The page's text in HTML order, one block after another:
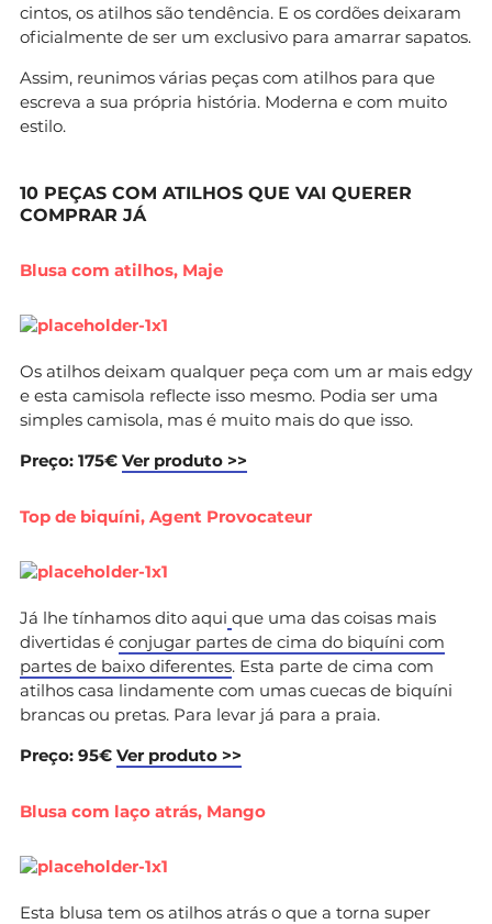
cintos, os atilhos são tendência. E os cordões deixaram
oficialmente de ser um exclusivo para amarrar sapatos.
Assim, reunimos várias peças com atilhos para que
escreva a sua própria história. Moderna e com muito
estilo.
10 PEÇAS COM ATILHOS QUE VAI QUERER
COMPRAR JÁ
Blusa com atilhos, Maje
Os atilhos deixam qualquer peça com um ar mais edgy
e esta camisola reflecte isso mesmo. Podia ser uma
simples camisola, mas é muito mais do que isso.
Preço: 175€ Ver produto >>
Top de biquíni, Agent Provocateur
Já lhe tínhamos dito aqui que uma das coisas mais
divertidas é conjugar partes de cima do biquíni com
partes de baixo diferentes. Esta parte de cima com
atilhos casa lindamente com umas cuecas de biquíni
brancas ou pretas. Para levar já para a praia.
Preço: 95€ Ver produto >>
Blusa com laço atrás, Mango
Esta blusa tem os atilhos atrás o que a torna super